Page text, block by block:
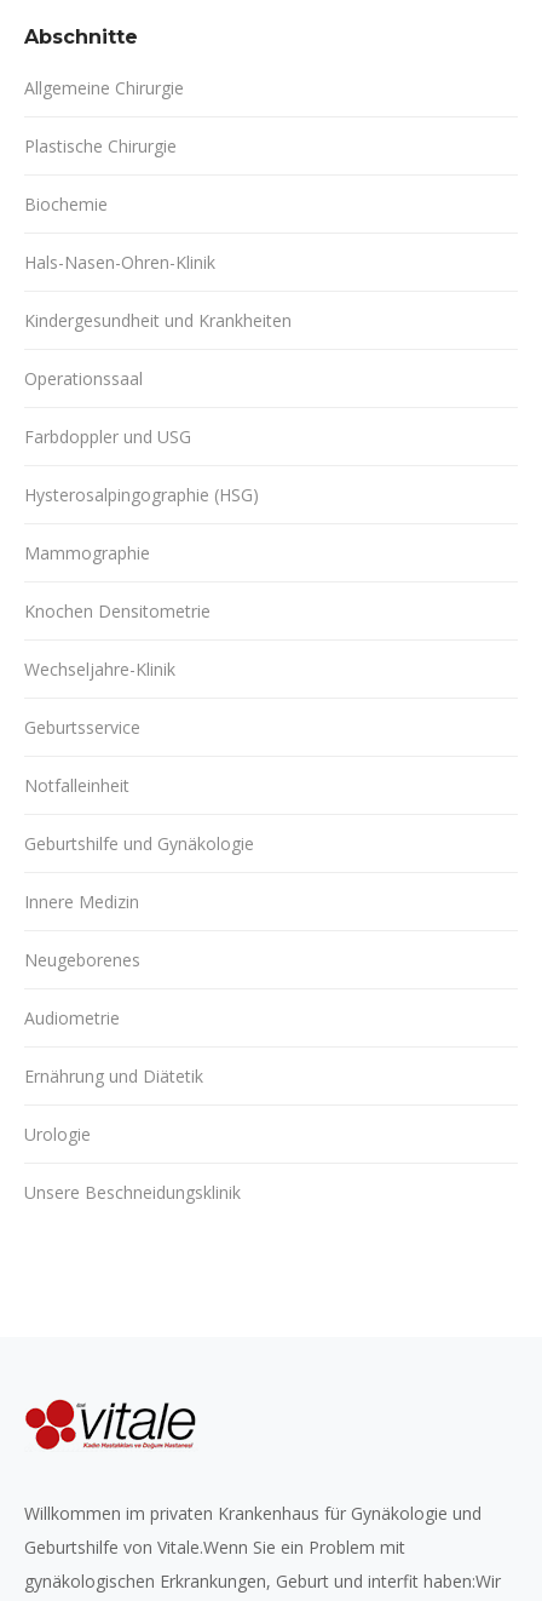
Abschnitte
Allgemeine Chirurgie
Plastische Chirurgie
Biochemie
Hals-Nasen-Ohren-Klinik
Kindergesundheit und Krankheiten
Operationssaal
Farbdoppler und USG
Hysterosalpingographie (HSG)
Mammographie
Knochen Densitometrie
Wechseljahre-Klinik
Geburtsservice
Notfalleinheit
Geburtshilfe und Gynäkologie
Innere Medizin
Neugeborenes
Audiometrie
Ernährung und Diätetik
Urologie
Unsere Beschneidungsklinik
Willkommen im privaten Krankenhaus für Gynäkologie und
Geburtshilfe von Vitale.Wenn Sie ein Problem mit
gynäkologischen Erkrankungen, Geburt und interfit haben:Wir